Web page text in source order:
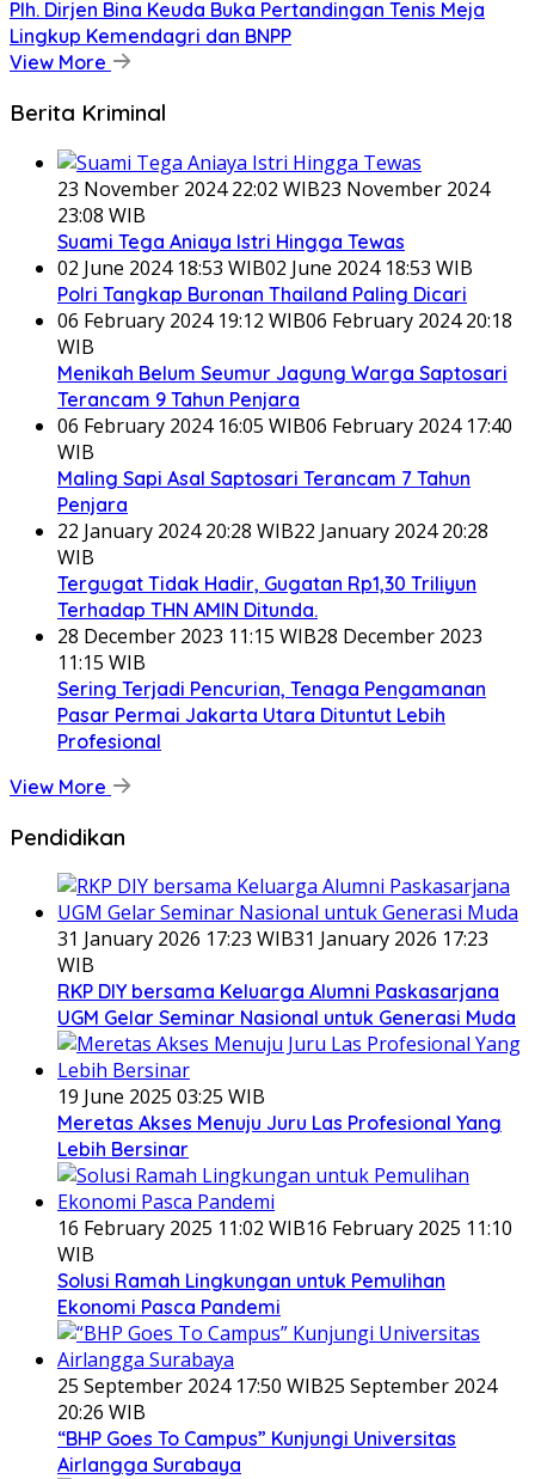
Plh. Dirjen Bina Keuda Buka Pertandingan Tenis Meja
Lingkup Kemendagri dan BNPP
View More
Berita Kriminal
23 November 2024 22:02 WIB23 November 2024
23:08 WIB
Suami Tega Aniaya Istri Hingga Tewas
02 June 2024 18:53 WIB02 June 2024 18:53 WIB
Polri Tangkap Buronan Thailand Paling Dicari
06 February 2024 19:12 WIB06 February 2024 20:18
WIB
Menikah Belum Seumur Jagung Warga Saptosari
Terancam 9 Tahun Penjara
06 February 2024 16:05 WIB06 February 2024 17:40
WIB
Maling Sapi Asal Saptosari Terancam 7 Tahun
Penjara
22 January 2024 20:28 WIB22 January 2024 20:28
WIB
Tergugat Tidak Hadir, Gugatan Rp1,30 Triliyun
Terhadap THN AMIN Ditunda.
28 December 2023 11:15 WIB28 December 2023
11:15 WIB
Sering Terjadi Pencurian, Tenaga Pengamanan
Pasar Permai Jakarta Utara Dituntut Lebih
Profesional
View More
Pendidikan
31 January 2026 17:23 WIB31 January 2026 17:23
WIB
RKP DIY bersama Keluarga Alumni Paskasarjana
UGM Gelar Seminar Nasional untuk Generasi Muda
19 June 2025 03:25 WIB
Meretas Akses Menuju Juru Las Profesional Yang
Lebih Bersinar
16 February 2025 11:02 WIB16 February 2025 11:10
WIB
Solusi Ramah Lingkungan untuk Pemulihan
Ekonomi Pasca Pandemi
25 September 2024 17:50 WIB25 September 2024
20:26 WIB
“BHP Goes To Campus” Kunjungi Universitas
Airlangga Surabaya